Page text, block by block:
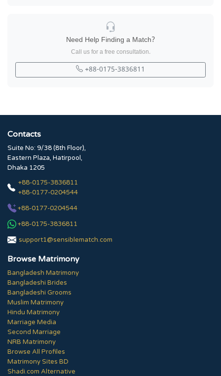
Need Help Finding a Match?
Call us for a free consultation.
+88-0175-3836811
Contacts
Suite No: 9/38 (8th Floor),
Eastern Plaza, Hatirpool,
Dhaka 1205
+88-0175-3836811
+88-0177-0204544
+88-0177-0204544
+88-0175-3836811
support1@sensiblematch.com
Browse Matrimony
Bangladesh Matrimony
Bangladeshi Brides
Bangladeshi Grooms
Muslim Matrimony
Hindu Matrimony
Marriage Media
Second Marriage
NRB Matrimony
Browse All Profiles
Matrimony Sites BD
Shadi.com Alternative